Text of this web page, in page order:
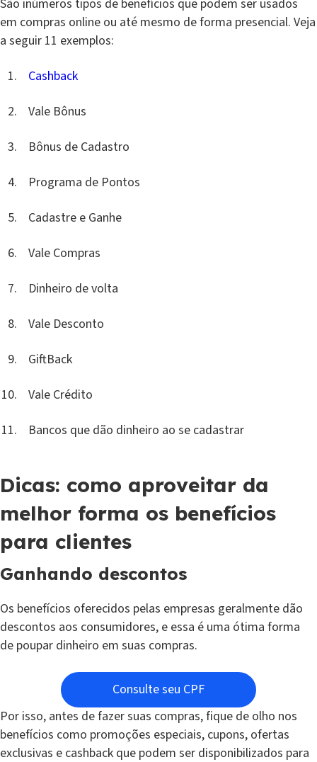
São inúmeros tipos de benefícios que podem ser usados
em compras online ou até mesmo de forma presencial. Veja
a seguir 11 exemplos:
Cashback
Vale Bônus
Bônus de Cadastro
Programa de Pontos
Cadastre e Ganhe
Vale Compras
Dinheiro de volta
Vale Desconto
GiftBack
Vale Crédito
Bancos que dão dinheiro ao se cadastrar
Dicas: como aproveitar da
melhor forma os benefícios
para clientes
Ganhando descontos
Os benefícios oferecidos pelas empresas geralmente dão
descontos aos consumidores, e essa é uma ótima forma
de poupar dinheiro em suas compras.
Consulte seu CPF
Por isso, antes de fazer suas compras, fique de olho nos
benefícios como promoções especiais, cupons, ofertas
exclusivas e cashback que podem ser disponibilizados para